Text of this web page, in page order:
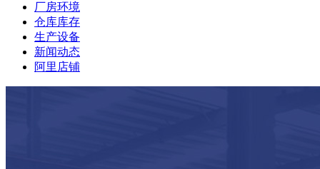
厂房环境
仓库库存
生产设备
新闻动态
阿里店铺